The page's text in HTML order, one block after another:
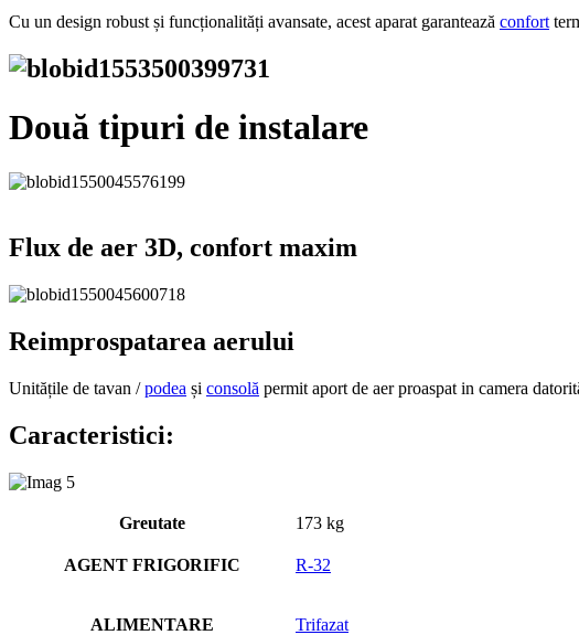
Cu un design robust și funcționalități avansate, acest aparat garantează confort
Două tipuri de instalare
Flux de aer 3D, confort maxim
Reimprospatarea aerului
Unitățile de tavan /podea și consolă permit aport de aer proaspat in camera
Caracteristici:
Greutate 173 kg
AGENT FRIGORIFIC R-32
ALIMENTARE Trifazat